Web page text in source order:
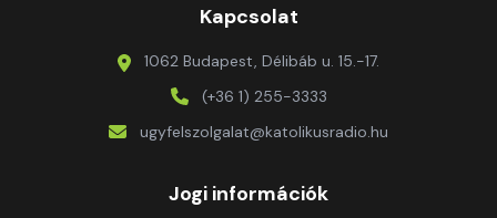
Kapcsolat
1062 Budapest, Délibáb u. 15.-17.
(+36 1) 255-3333
ugyfelszolgalat@katolikusradio.hu
Jogi információk